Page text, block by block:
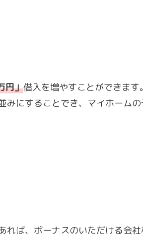
円」借入を増やすことができます。
にすることでき、マイホーム
ば、ボーナスのいただける会